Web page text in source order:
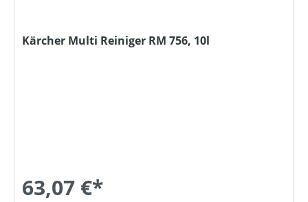
Kärcher Multi Reiniger RM 756, 10l
63,07 €*